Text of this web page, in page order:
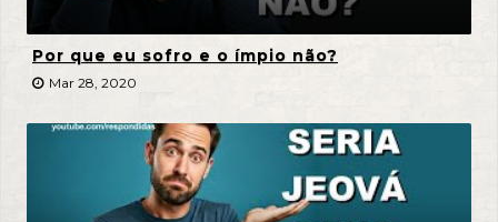
Por que eu sofro e o ímpio não?
Mar 28, 2020